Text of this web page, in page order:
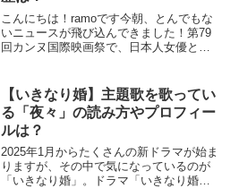
こんにちは！ramoです今朝、とんでもな
いニュースが飛び込んできました！第79
回カンヌ国際映画祭で、日本人女優とし
お）さん、41歳。名前をよく知らなかっ
た方も多いと思い...
【いきなり婚】主題歌を歌ってい
る「夜々」の読み方やプロフィー
ルは？
2025年1月からたくさんの新ドラマが始ま
りますが、その中で気になっているのが
「いきなり婚」。ドラマ「いきなり婚」